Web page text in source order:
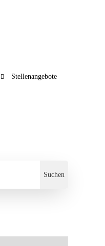
Stellenangebote